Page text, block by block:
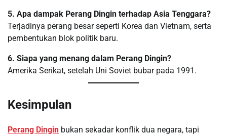
5. Apa dampak Perang Dingin terhadap Asia Tenggara?
Terjadinya perang besar seperti Korea dan Vietnam, serta
pembentukan blok politik baru.
6. Siapa yang menang dalam Perang Dingin?
Amerika Serikat, setelah Uni Soviet bubar pada 1991.
Kesimpulan
Perang Dingin bukan sekadar konflik dua negara, tapi